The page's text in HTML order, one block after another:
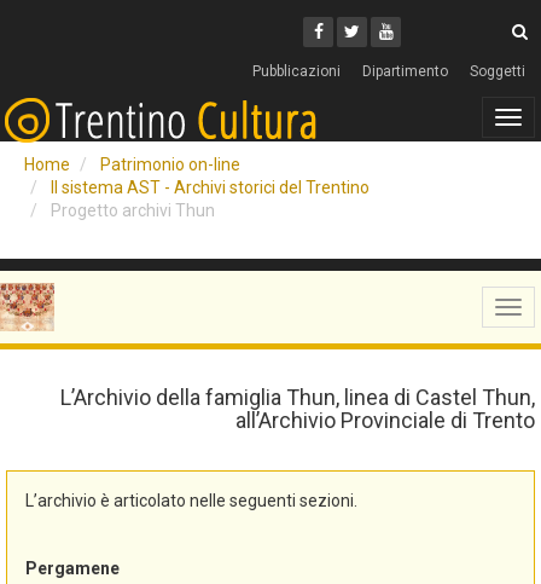
Facebook
Twitter
Youtube
Pubblicazioni Dipartimento Soggetti
Home
Patrimonio on-line
Il sistema AST - Archivi storici del Trentino
Progetto archivi Thun
L’Archivio della famiglia Thun, linea di Castel Thun,
all’Archivio Provinciale di Trento
L’archivio è articolato nelle seguenti sezioni.
Pergamene